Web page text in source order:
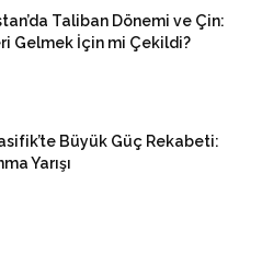
Taliban Dönemi ve Çin:
Gelmek İçin mi Çekildi?
Büyük Güç Rekabeti:
Yarışı